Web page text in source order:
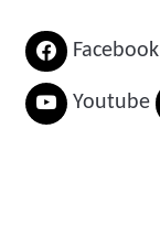
Facebook
Youtube